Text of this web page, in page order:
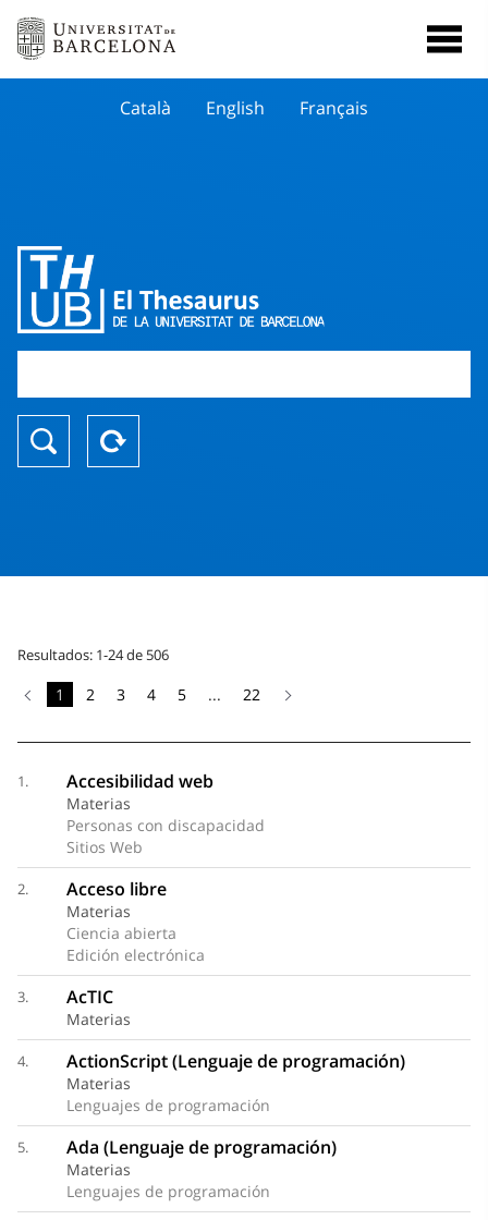
Català English Français
Resultados: 1-24 de 506
1 2 3 4 5 ... 22
1. Accesibilidad web
Materias
Personas con discapacidad
Sitios Web
2. Acceso libre
Materias
Ciencia abierta
Edición electrónica
3. AcTIC
Materias
4. ActionScript (Lenguaje de programación)
Materias
Lenguajes de programación
5. Ada (Lenguaje de programación)
Materias
Lenguajes de programación